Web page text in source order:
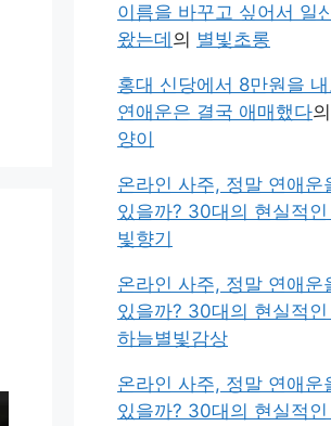
이름을 바꾸고 싶어서 일
왔는데 의 별빛초롱
홍대 신당에서 8만원을
연애운은 결국 애매했다의
양이
온라인 사주, 정말 연애운
있을까? 30대의 현실적
빛향기
온라인 사주, 정말 연애운
있을까? 30대의 현실적
하늘별빛감상
온라인 사주, 정말 연애운
있을까? 30대의 현실적